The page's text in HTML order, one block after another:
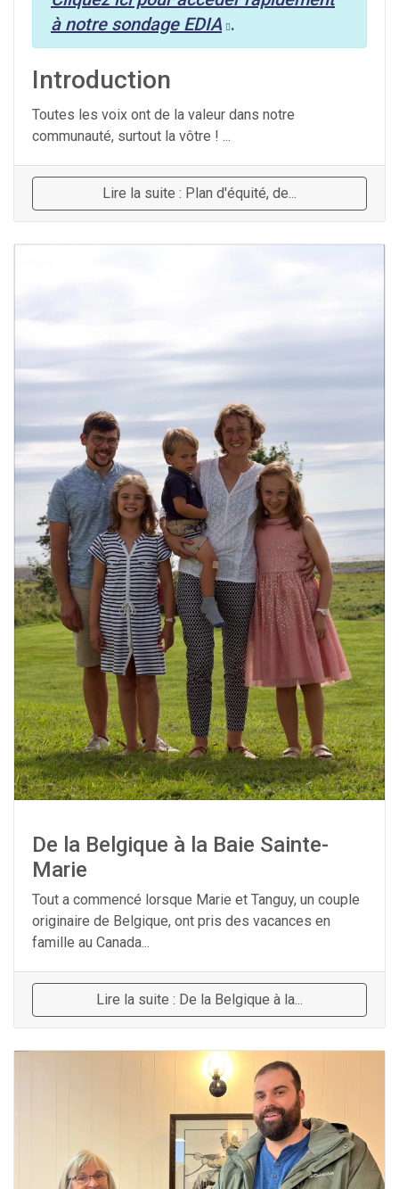
à notre sondage EDIA .
Introduction
Toutes les voix ont de la valeur dans notre
communauté, surtout la vôtre ! ...
Lire la suite : Plan d'équité, de...
De la Belgique à la Baie Sainte-
Marie
Tout a commencé lorsque Marie et Tanguy, un couple
originaire de Belgique, ont pris des vacances en
famille au Canada...
Lire la suite : De la Belgique à la...